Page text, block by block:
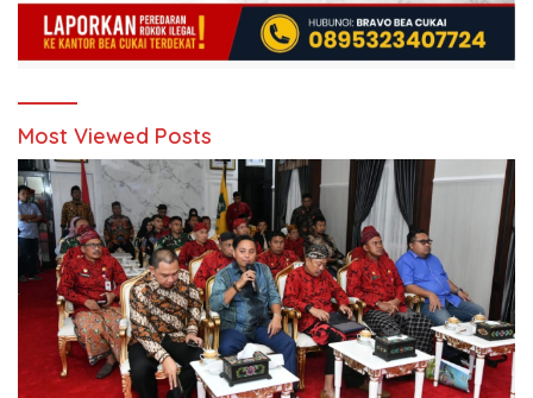
Most Viewed Posts